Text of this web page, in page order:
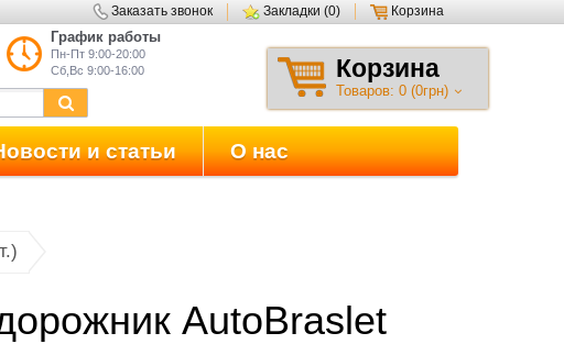
Заказать звонок Закладки (0)
Корзина
График работы
Пн-Пт 9:00-20:00
Сб,Вс 9:00-16:00
Корзина
Товаров: 0 (0грн)
и статьи О нас
AutoBraslet